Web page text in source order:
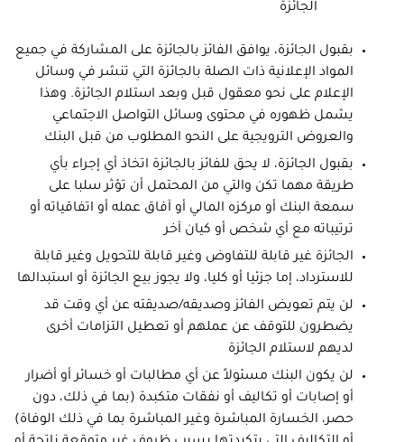
الجائزة
بقبول الجائزة، يوافق الفائز بالجائزة على المشاركة في جميع
المواد الإعلانية ذات الصلة بالجائزة التي تنشر في وسائل
الإعلام على نحو معقول قبل وبعد استلام الجائزة. وهذا
يشمل ظهوره في محتوى وسائل التواصل الاجتماعي
والعروض الترويجية على النحو المطلوب من قبل البنك
بقبول الجائزة، لا يحق للفائز بالجائزة اتخاذ أي إجراء بأي
طريقة مهما تكن والتي من المحتمل أن تؤثر سلبا على
سمعة البنك أو مركزه المالي أو آفاق عمله أو اتفاقياته أو
ترتيباته مع أي شخص أو كيان آخر
الجائزة غير قابلة للتفاوض وغير قابلة للتحويل وغير قابلة
للاسترداد، إما جزئيا أو كليا، ولا يجوز بيع الجائزة أو استبدالها
لن يتم تعويض الفائز وصديقه/صديقته عن أي وقت قد
يضطرون للتوقف عن عملهم أو تعطيل التزامات أخرى
لديهم لاستلام الجائزة
لن يكون البنك مسئولاً عن أي مطالبات أو خسائر أو أضرار
أو إصابات أو تكاليف أو نفقات متكبدة (بما في ذلك، دون
حصر، الخسارة المباشرة وغير المباشرة بما في ذلك الوفاة)